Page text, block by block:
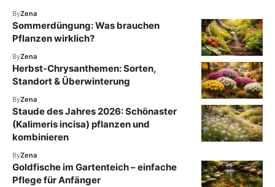
ByZena
Sommerdüngung: Was brauchen
Pflanzen wirklich?
ByZena
Herbst-Chrysanthemen: Sorten,
Standort & Überwinterung
ByZena
Staude des Jahres 2026: Schönaster
(Kalimeris incisa) pflanzen und
kombinieren
ByZena
Goldfische im Gartenteich – einfache
Pflege für Anfänger